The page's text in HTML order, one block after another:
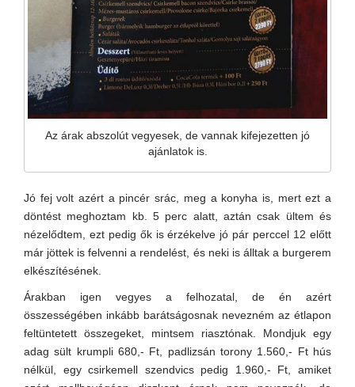
Az árak abszolút vegyesek, de vannak kifejezetten jó
ajánlatok is.
Jó fej volt azért a pincér srác, meg a konyha is, mert ezt a
döntést meghoztam kb. 5 perc alatt, aztán csak ültem és
nézelődtem, ezt pedig ők is érzékelve jó pár perccel 12 előtt
már jöttek is felvenni a rendelést, és neki is álltak a burgerem
elkészítésének.
Árakban igen vegyes a felhozatal, de én azért
összességében inkább barátságosnak nevezném az étlapon
feltüntetett összegeket, mintsem riasztónak. Mondjuk egy
adag sült krumpli 680,- Ft, padlizsán torony 1.560,- Ft hús
nélkül, egy csirkemell szendvics pedig 1.960,- Ft, amiket